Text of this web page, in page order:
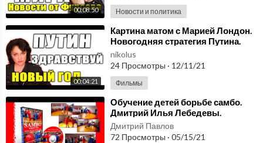
00:08:50 Новости и политика
00:04:21
⁣Картина матом с Марией Лондон.
Новогодняя стратегия Путина.
Новости 1.0
nikolus
24 Просмотры · 12/11/21
Фильмы
⁣Обучение детей борьбе самбо.
Дмитрий Илья Лебедевы.
kfvideo.ru
Дмитрий Павлов
72 Просмотры · 05/15/21